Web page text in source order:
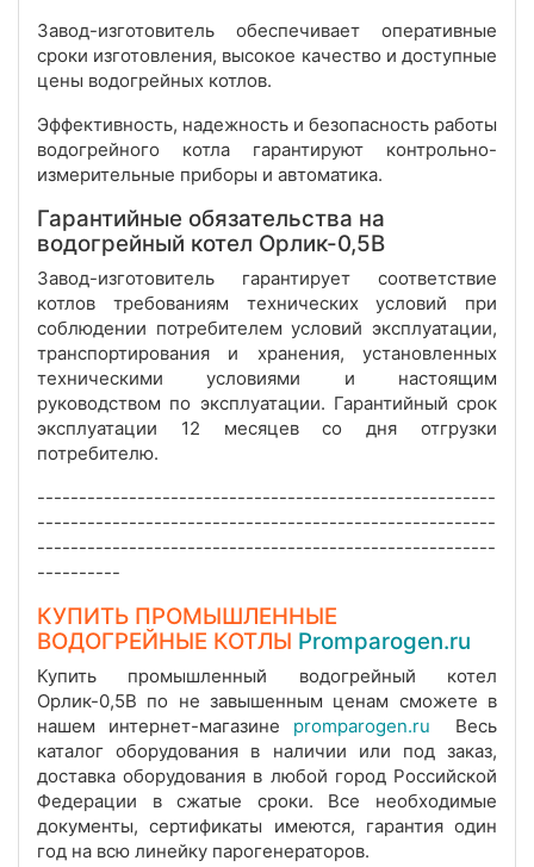
Завод-изготовитель обеспечивает оперативные
сроки изготовления, высокое качество и доступные
цены водогрейных котлов.
Эффективность, надежность и безопасность работы
водогрейного котла гарантируют контрольно-
измерительные приборы и автоматика.
Гарантийные обязательства на
водогрейный котел Орлик-0,5В
Завод-изготовитель гарантирует соответствие
котлов требованиям технических условий при
соблюдении потребителем условий эксплуатации,
транспортирования и хранения, установленных
техническими условиями и настоящим
руководством по эксплуатации. Гарантийный срок
эксплуатации 12 месяцев со дня отгрузки
потребителю.
-------------------------------------------------------
-------------------------------------------------------
-------------------------------------------------------
----------
КУПИТЬ ПРОМЫШЛЕННЫЕ
ВОДОГРЕЙНЫЕ КОТЛЫ Promparogen.ru
Купить промышленный водогрейный котел
Орлик-0,5В по не завышенным ценам сможете в
нашем интернет-магазине promparogen.ru
Весь
каталог оборудования в наличии или под заказ,
доставка оборудования в любой город Российской
Федерации в сжатые сроки. Все необходимые
документы, сертификаты имеются, гарантия один
год на всю линейку парогенераторов.